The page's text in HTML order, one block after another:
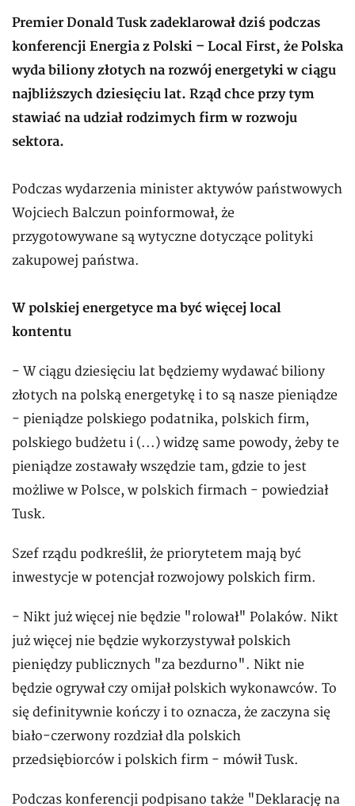
Premier Donald Tusk zadeklarował dziś podczas
konferencji Energia z Polski – Local First, że Polska
wyda biliony złotych na rozwój energetyki w ciągu
najbliższych dziesięciu lat. Rząd chce przy tym
stawiać na udział rodzimych firm w rozwoju
sektora.
Podczas wydarzenia minister aktywów państwowych
Wojciech Balczun poinformował, że
przygotowywane są wytyczne dotyczące polityki
zakupowej państwa.
W polskiej energetyce ma być więcej local
kontentu
- W ciągu dziesięciu lat będziemy wydawać biliony
złotych na polską energetykę i to są nasze pieniądze
- pieniądze polskiego podatnika, polskich firm,
polskiego budżetu i (...) widzę same powody, żeby te
pieniądze zostawały wszędzie tam, gdzie to jest
możliwe w Polsce, w polskich firmach - powiedział
Tusk.
Szef rządu podkreślił, że priorytetem mają być
inwestycje w potencjał rozwojowy polskich firm.
- Nikt już więcej nie będzie "rolował" Polaków. Nikt
już więcej nie będzie wykorzystywał polskich
pieniędzy publicznych "za bezdurno". Nikt nie
będzie ogrywał czy omijał polskich wykonawców. To
się definitywnie kończy i to oznacza, że zaczyna się
biało-czerwony rozdział dla polskich
przedsiębiorców i polskich firm - mówił Tusk.
Podczas konferencji podpisano także "Deklarację na